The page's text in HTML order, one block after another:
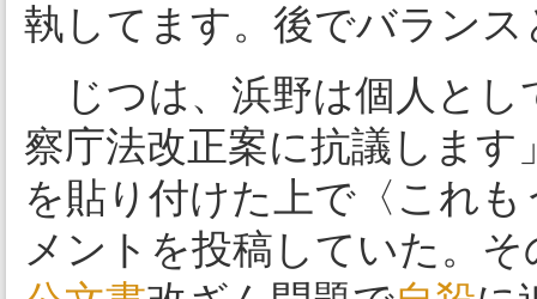
執してます。後でバラン
じつは、浜野は個人とし
察庁法改正案に抗議しま
を貼り付けた上で〈これ
メントを投稿していた。